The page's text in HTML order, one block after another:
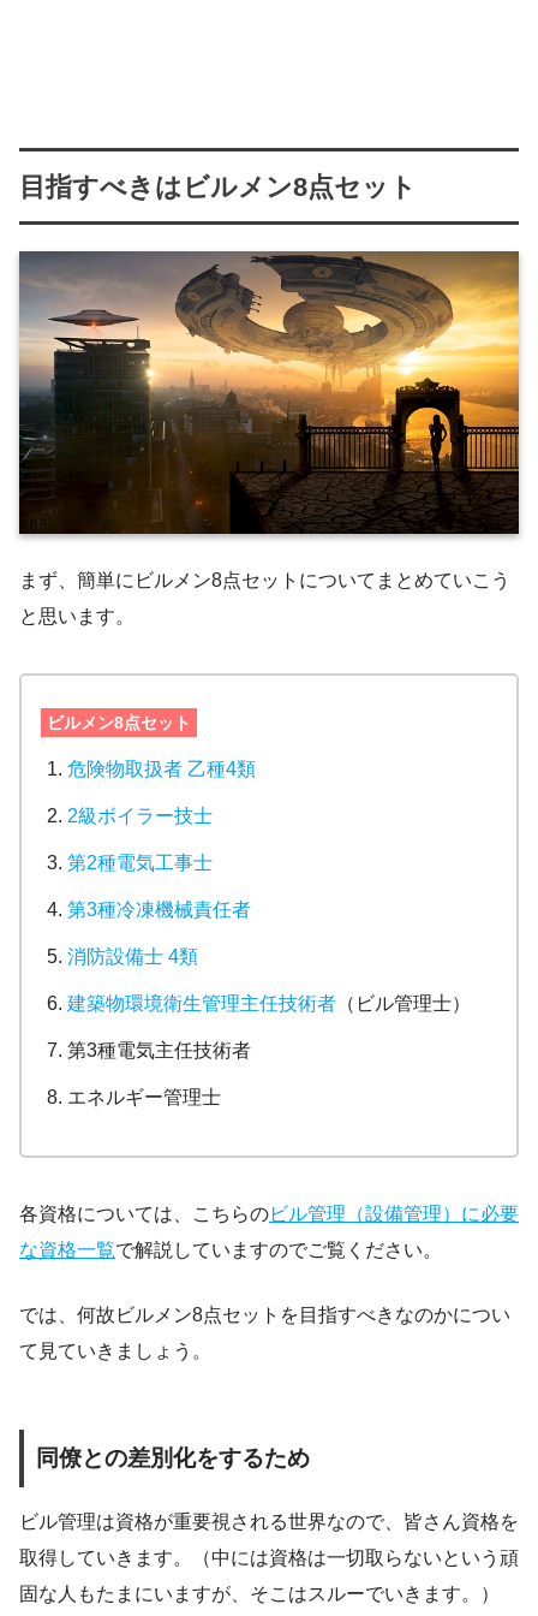
目指すべきはビルメン8点セット
まず、簡単にビルメン8点セットについてまとめていこう
と思います。
ビルメン8点セット
危険物取扱者 乙種4類
2級ボイラー技士
第2種電気工事士
第3種冷凍機械責任者
消防設備士 4類
建築物環境衛生管理主任技術者 （ビル管理士）
第3種電気主任技術者
エネルギー管理士
各資格については、こちらのビル管理（設備管理）に必要
な資格一覧で解説していますのでご覧ください。
では、何故ビルメン8点セットを目指すべきなのかについ
て見ていきましょう。
同僚との差別化をするため
ビル管理は資格が重要視される世界なので、皆さん資格を
取得していきます。（中には資格は一切取らないという頑
固な人もたまにいますが、そこはスルーでいきます。）